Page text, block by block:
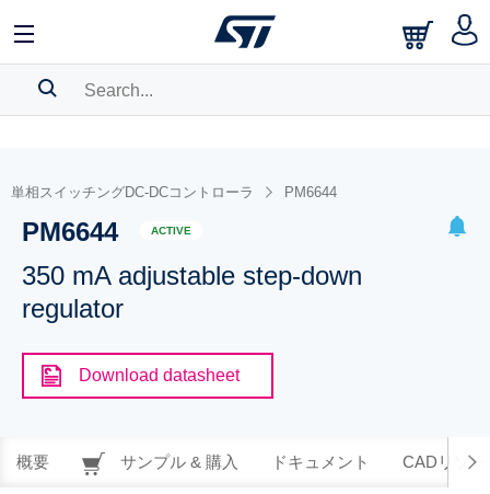
BOOKMARK
Pleaselog in to show your saved searches.
単相スイッチングDC-DCコントローラ PM6644
PM6644 ACTIVE
350 mA adjustable step-down
regulator
Download datasheet
概要 サンプル & 購入 ドキュメント CADリソー